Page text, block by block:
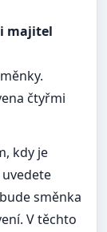
majitel
čtyřmi
kdy je
směnka
V těchto